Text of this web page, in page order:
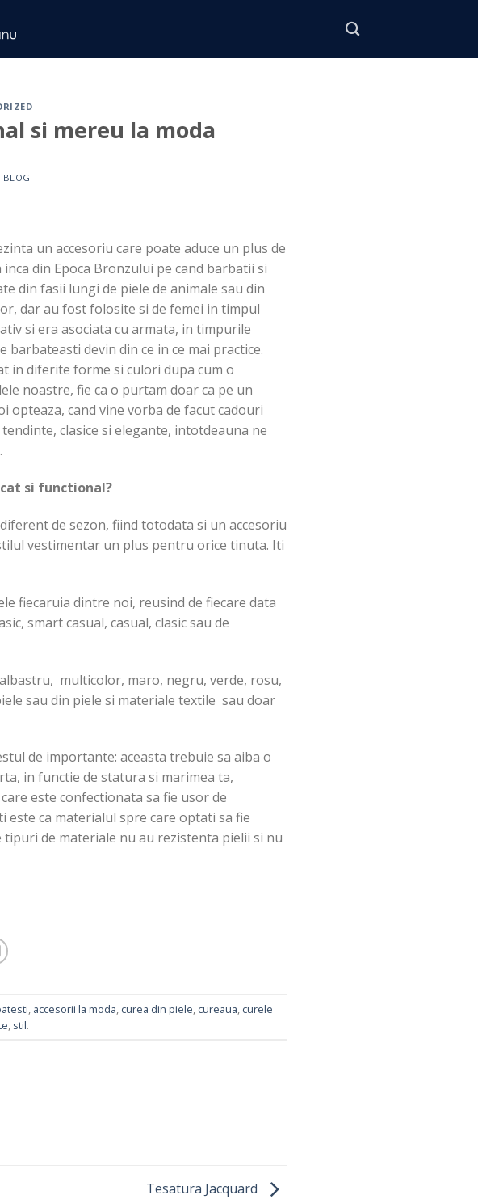
si mereu la moda
BLOG
un accesoriu care poate aduce un plus de
din Epoca Bronzului pe cand barbatii si
din fasii lungi de piele de animale sau din
dar au fost folosite si de femei in timpul
si era asociata cu armata, in timpurile
devin din ce in ce mai practice.
in diferite forme si culori dupa cum o
noastre, fie ca o purtam doar ca pe un
opteaza, cand vine vorba de facut cadouri
clasice si elegante, intotdeauna ne
si functional?
de sezon, fiind totodata si un accesoriu
vestimentar un plus pentru orice tinuta. Iti
fiecaruia dintre noi, reusind de fiecare data
smart casual, casual, clasic sau de
multicolor, maro, negru, verde, rosu,
sau din piele si materiale textile sau doar
de importante: aceasta trebuie sa aiba o
in functie de statura si marimea ta,
este confectionata sa fie usor de
ca materialul spre care optati sa fie
de materiale nu au rezistenta pielii si nu
accesorii la moda curea din piele cureaua curele
stil.
Tesatura Jacquard